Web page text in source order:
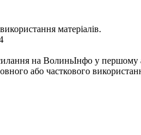
матеріалів.
на ВолиньІнфо у
або часткового